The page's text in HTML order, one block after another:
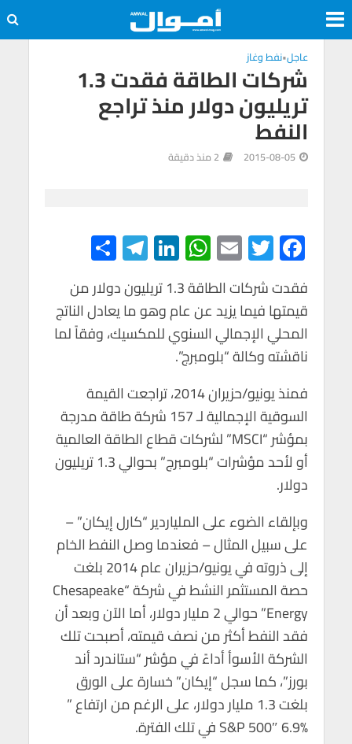
عاجل•نفط وغاز
شركات الطاقة فقدت 1.3
تريليون دولار منذ تراجع
النفط
2015-08-05 2 منذ دقيقة
F
ac
e
b
o
o
k
T
wi
tt
er
E
m
ail
W
h
at
s
A
p
p
Li
n
ke
dI
n
Te
le
gr
a
m
h
ar
e
فقدت شركات الطاقة 1.3 تريليون دولار من
قيمتها فيما يزيد عن عام وهو ما يعادل الناتج
المحلي الإجمالي السنوي للمكسيك، وفقاً لما
ناقشته وكالة “بلومبرج”.
فمنذ يونيو/حزيران 2014، تراجعت القيمة
السوقية الإجمالية لـ 157 شركة طاقة مدرجة
بمؤشر “MSCI” لشركات قطاع الطاقة العالمية
أو لأحد مؤشرات “بلومبرج” بحوالي 1.3 تريليون
دولار.
وبإلقاء الضوء على الملياردير “كارل إيكان” –
على سبيل المثال – فعندما وصل النفط الخام
إلى ذروته في يونيو/حزيران عام 2014 بلغت
حصة المستثمر النشط في شركة “Chesapeake
Energy” حوالي 2 مليار دولار، أما الآن وبعد أن
فقد النفط أكثر من نصف قيمته، أصبحت تلك
الشركة الأسوأ أداءً في مؤشر “ستاندرد أند
بورز”، كما سجل “إيكان” خسارة على الورق
بلغت 1.3 مليار دولار، على الرغم من ارتفاع ”
S&P 500″ 6.9% في تلك الفترة.